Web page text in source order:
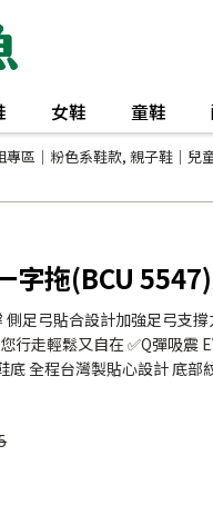
女鞋 童鞋
專區｜粉色系鞋款, 親子鞋｜兒
字拖(BCU
側足弓貼合設計加強足弓支
行走輕鬆又自在 ✅Q彈吸震
底 全程台灣製貼心設計 底部